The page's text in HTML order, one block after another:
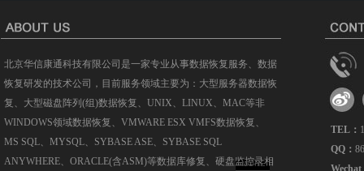
北京华信康通科技有限公司是一家专业从事数据恢复服务、数据
恢复研发的技术公司，目前服务领域主要为：大型服务器数据恢
复、大型磁盘阵列(组)数据恢复、UNIX、LINUX、MAC等非
WINDOWS领域数据恢复、VMWARE ESX VMFS数据恢复、
MS SQL、MYSQL、SYBASE ASE、SYBASE SQL
ANYWHERE、ORACLE(含ASM)等数据库修复、硬盘监控录相
MORE
TEL：
QQ：
Wechat